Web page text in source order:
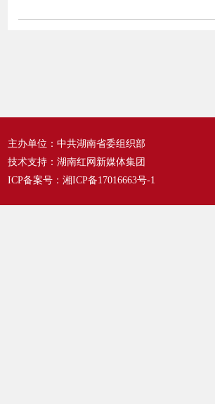
主办单位：中共湖南省委组织部
技术支持：湖南红网新媒体集团
ICP备案号： 湘ICP备17016663号-1